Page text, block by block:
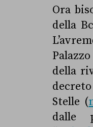
Ora
della
della
decreto
Stelle (
dalle